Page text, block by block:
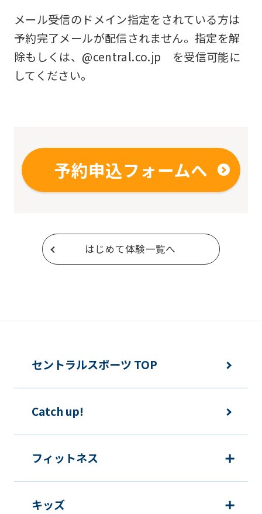
メール受信のドメイン指定をされている方は
予約完了メールが配信されません。指定を解
除もしくは、@central.co.jp を受信可能に
してください。
予約申込フォームへ
はじめて体験一覧へ
before
using
the
セントラルスポーツ TOP
Catch up!
フィットネス
キッズ